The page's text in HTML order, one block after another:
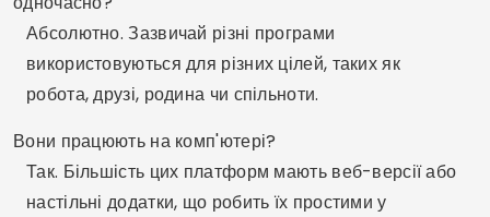
Абсолютно. Зазвичай різні програми
використовуються для різних цілей, таких як
робота, друзі, родина чи спільноти.
Вони працюють на комп'ютері?
Так. Більшість цих платформ мають веб-версії або
настільні додатки, що робить їх простими у